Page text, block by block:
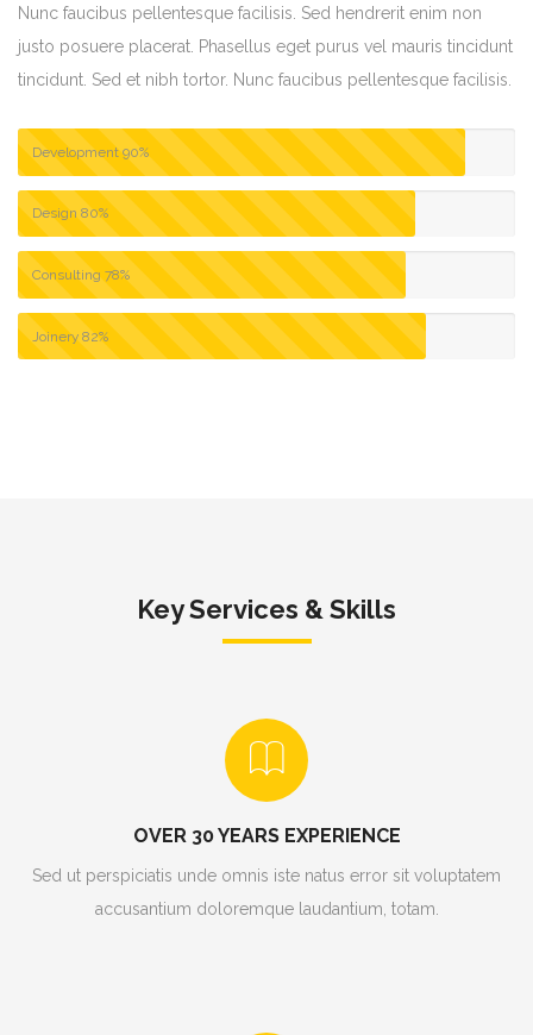
Nunc faucibus pellentesque facilisis. Sed hendrerit enim non
justo posuere placerat. Phasellus eget purus vel mauris tincidunt
tincidunt. Sed et nibh tortor. Nunc faucibus pellentesque facilisis.
Development90%
Design 80%
Consulting 78%
Joinery 82%
Key Services & Skills
OVER 30 YEARS EXPERIENCE
Sed ut perspiciatis unde omnis iste natus error sit voluptatem
accusantium doloremque laudantium, totam.